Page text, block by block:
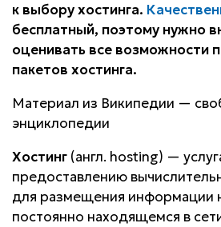
к выбору хостинга.
бесплатный, поэтому нужно
оценивать все возможности
пакетов хостинга.
Материал из Википедии —
энциклопедии
Хостинг (англ. hosting) —
предоставлению
для размещения информации
постоянно находящемся в